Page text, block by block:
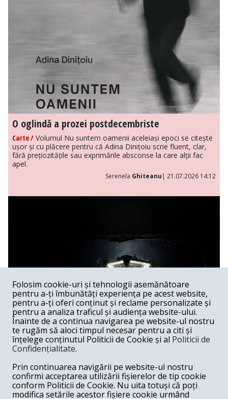
O oglindă a prozei postdecembriste
Carte / Volumul Nu suntem oamenii aceleiași epoci se citește
ușor și cu plăcere pentru că Adina Dinițoiu scrie fluent, clar,
fără prețiozitățile sau exprimările absconse la care alții fac
apel.
Serenela Ghiteanu | 21.07.2026 14:12
Lakmé al lui Andrei Șerban
Spectacol /Spectacolele lui Andrei Șerban au, în feluri extrem
de diferite, capacitatea de a sugera că Graalul există —
undeva, dincolo de gest, de muzică, de imagine —, dar că el
Folosim cookie-uri și tehnologii asemănătoare
pentru a-ți îmbunătăți experiența pe acest website,
pentru a-ți oferi conținut și reclame personalizate și
pentru a analiza traficul și audiența website-ului.
Înainte de a continua navigarea pe website-ul nostru
te rugăm să aloci timpul necesar pentru a citi și
înțelege conținutul Politicii de Cookie și al Politicii de
Confidențialitate.
Prin continuarea navigării pe website-ul nostru
confirmi acceptarea utilizării fișierelor de tip cookie
conform Politicii de Cookie. Nu uita totuși că poți
modifica setările acestor fișiere cookie urmând